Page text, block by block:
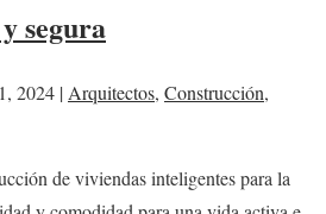
segura
2024 |Arquitectos, Construcción,
de viviendas inteligentes para la